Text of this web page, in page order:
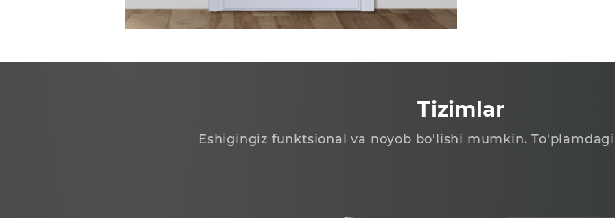
Tizimlar
Eshigingiz funktsional va noyob bo'lishi mumkin.